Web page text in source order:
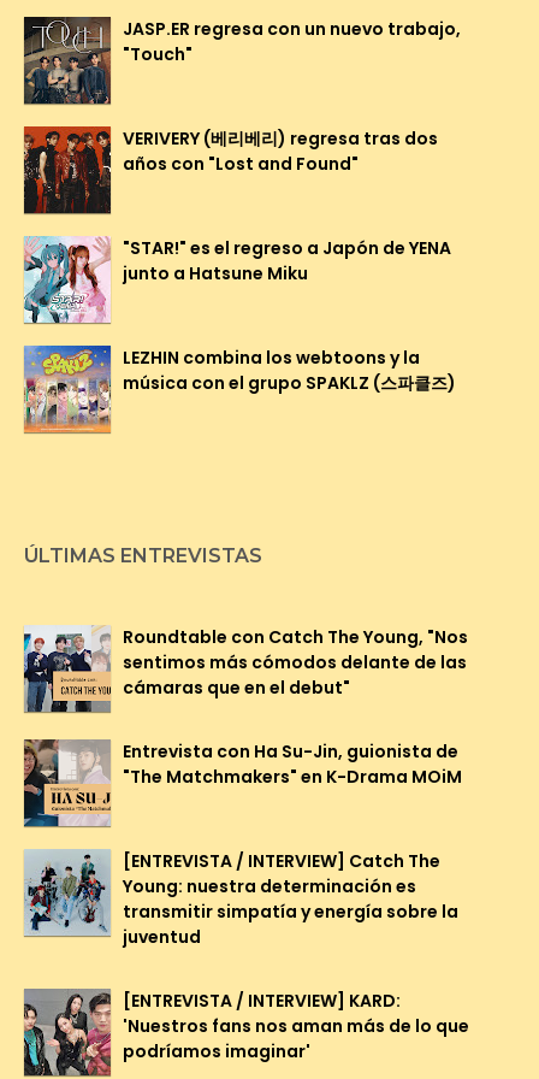
JASP.ER regresa con un nuevo trabajo,
"Touch"
VERIVERY (베리베리) regresa tras dos
años con "Lost and Found"
"STAR!" es el regreso a Japón de YENA
junto a Hatsune Miku
LEZHIN combina los webtoons y la
música con el grupo SPAKLZ (스파클즈)
ÚLTIMAS ENTREVISTAS
Roundtable con Catch The Young, "Nos
sentimos más cómodos delante de las
cámaras que en el debut"
Entrevista con Ha Su-Jin, guionista de
"The Matchmakers" en K-Drama MOiM
[ENTREVISTA / INTERVIEW] Catch The
Young: nuestra determinación es
transmitir simpatía y energía sobre la
juventud
[ENTREVISTA / INTERVIEW] KARD:
'Nuestros fans nos aman más de lo que
podríamos imaginar'